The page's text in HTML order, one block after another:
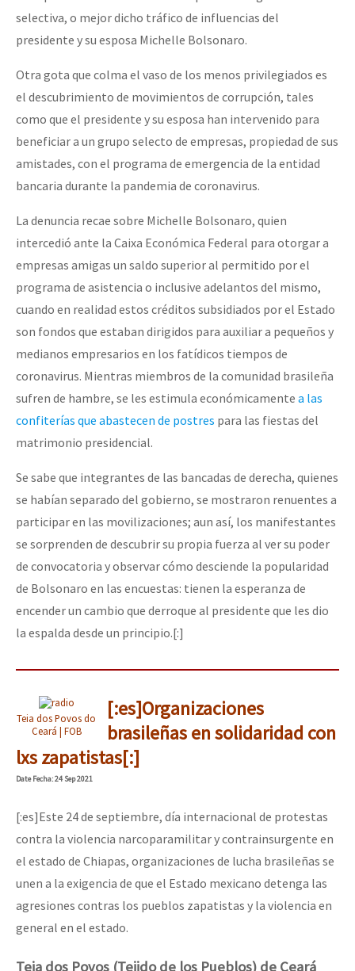
selectiva, o mejor dicho tráfico de influencias del
presidente y su esposa Michelle Bolsonaro.
Otra gota que colma el vaso de los menos privilegiados es
el descubrimiento de movimientos de corrupción, tales
como que el presidente y su esposa han intervenido para
beneficiar a un grupo selecto de empresas, propiedad de sus
amistades, con el programa de emergencia de la entidad
bancaria durante la pandemia de coronavirus.
La denuncia recae sobre Michelle Bolsonaro, quien
intercedió ante la Caixa Económica Federal para otorgar a
empresas amigas un saldo superior al permitido por el
programa de asistencia o inclusive adelantos del mismo,
cuando en realidad estos créditos subsidiados por el Estado
son fondos que estaban dirigidos para auxiliar a pequeños y
medianos empresarios en los fatídicos tiempos de
coronavirus. Mientras miembros de la comunidad brasileña
sufren de hambre, se les estimula económicamente a las
confiterías que abastecen de postres para las fiestas del
matrimonio presidencial.
Se sabe que integrantes de las bancadas de derecha, quienes
se habían separado del gobierno, se mostraron renuentes a
participar en las movilizaciones; aun así, los manifestantes
se sorprenden de descubrir su propia fuerza al ver su poder
de convocatoria y observar cómo desciende la popularidad
de Bolsonaro en las encuestas: tienen la esperanza de
encender un cambio que derroque al presidente que les dio
la espalda desde un principio.[:]
Teia dos Povos do
Ceará | FOB
[:es]Organizaciones
brasileñas en solidaridad con
lxs zapatistas[:]
DateFecha: 24 Sep 2021
[:es]Este 24 de septiembre, día internacional de protestas
contra la violencia narcoparamilitar y contrainsurgente en
el estado de Chiapas, organizaciones de lucha brasileñas se
unen a la exigencia de que el Estado mexicano detenga las
agresiones contras los pueblos zapatistas y la violencia en
general en el estado.
Teia dos Povos (Tejido de los Pueblos) de Ceará